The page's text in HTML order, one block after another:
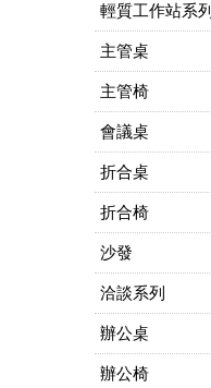
輕質工作站系列
主管桌
主管椅
會議桌
折合桌
折合椅
沙發
洽談系列
辦公桌
辦公椅